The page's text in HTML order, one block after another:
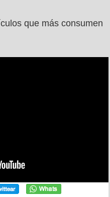
que más consumen